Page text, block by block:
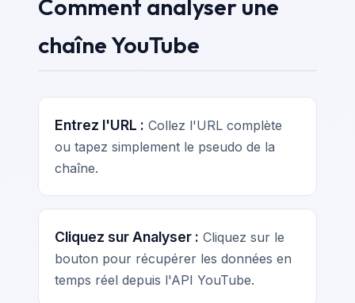
Comment analyser une
chaîne YouTube
Entrez l'URL : Collez l'URL complète
ou tapez simplement le pseudo de la
chaîne.
Cliquez sur Analyser : Cliquez sur le
bouton pour récupérer les données en
temps réel depuis l'API YouTube.